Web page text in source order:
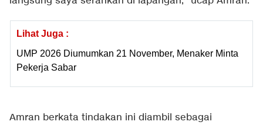
Lihat Juga :
UMP 2026 Diumumkan 21 November, Menaker Minta
Pekerja Sabar
Amran berkata tindakan ini diambil sebagai